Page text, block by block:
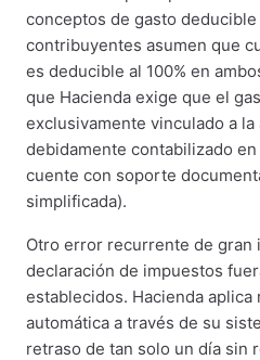
conceptos de gasto
contribuyentes asumen que
es deducible al 100% en
que Hacienda exige que el
exclusivamente vinculado a
debidamente contabilizado
cuente con soporte
simplificada).
Otro error recurrente de gran
declaración de impuestos
establecidos. Hacienda aplica
automática a través de su
retraso de tan solo un día sin